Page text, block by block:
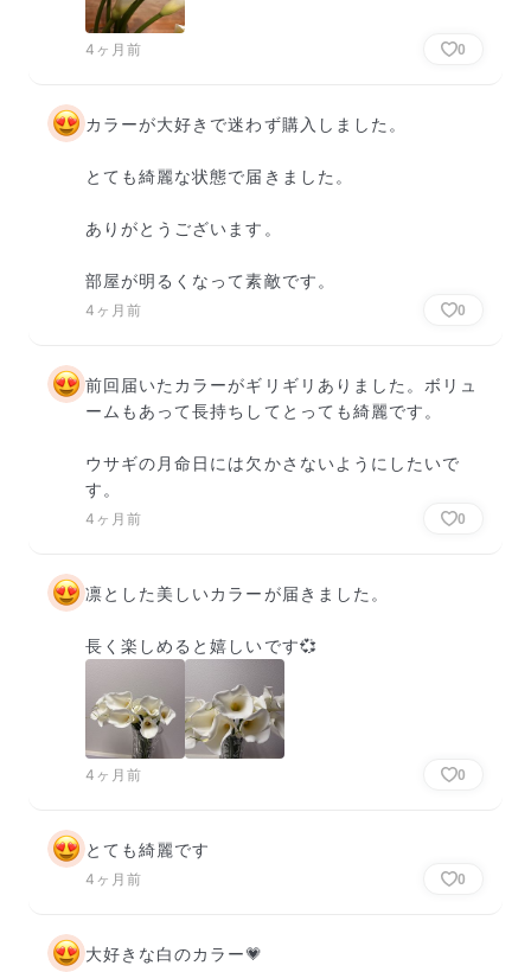
4ヶ月前 0
カラーが大好きで迷わず購入しました。
とても綺麗な状態で届きました。
ありがとうございます。
部屋が明るくなって素敵です。
4ヶ月前 0
前回届いたカラーがギリギリありました。ボリュ
ームもあって長持ちしてとっても綺麗です。
ウサギの月命日には欠かさないようにしたいで
す。
4ヶ月前 0
凛とした美しいカラーが届きました。
長く楽しめると嬉しいです💞
4ヶ月前 0
とても綺麗です
4ヶ月前 0
大好きな白のカラー💗